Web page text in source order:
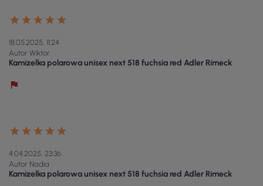
18.05.2025, 11:24
Autor Wiktor
Kamizelka polarowa unisex next 518 fuchsia red Adler Rimeck
4.04.2025, 23:36
Autor Nadia
Kamizelka polarowa unisex next 518 fuchsia red Adler Rimeck